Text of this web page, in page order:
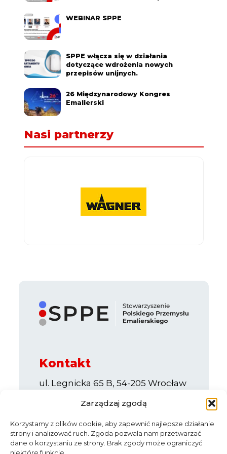
Zarządzaj zgodą
Korzystamy z plików cookie, aby zapewnić najlepsze działanie
strony i analizować ruch. Zgoda pozwala nam przetwarzać
dane o korzystaniu ze strony. Brak zgody może ograniczyć
WEBINAR SPPE
SPPE włącza się w działania
dotyczące wdrożenia nowych
przepisów unijnych.
26 Międzynarodowy Kongres
Emalierski
Nasi partnerzy
Kontakt
ul. Legnicka 65 B, 54-205 Wrocław
info@sppe.com.pl